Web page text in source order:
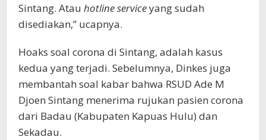
Sintang. Atau hotlineserviceyang sudah
disediakan,” ucapnya.
Hoaks soal corona di Sintang, adalah kasus
kedua yang terjadi. Sebelumnya, Dinkes juga
membantah soal kabar bahwa RSUD Ade M
Djoen Sintang menerima rujukan pasien corona
dari Badau (Kabupaten Kapuas Hulu) dan
Sekadau.